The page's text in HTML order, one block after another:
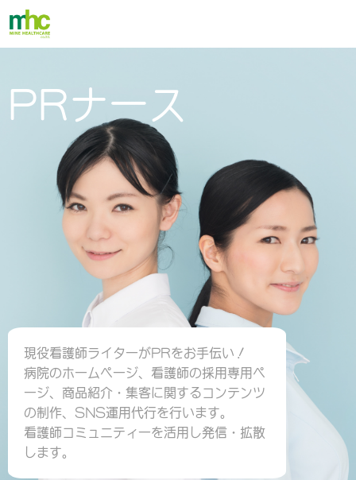
PRナース
現役看護師ライターがPRをお手伝い！
病院のホームページ、看護師の採用専用ペ
ージ、 商品紹介・集客に関するコンテンツ
の制作、 SNS運用代行を行います。
看護師コミュニティーを活用し発信・拡散
します。